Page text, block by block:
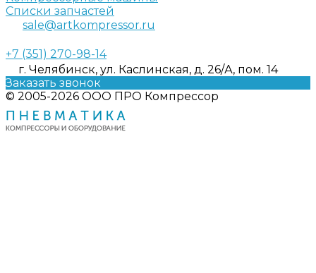
Списки запчастей
sale@artkompressor.ru
+7 (351) 270-98-14
г. Челябинск, ул. Каслинская, д. 26/А, пом. 14
Заказать звонок
© 2005-2026 ООО ПРО Компрессор